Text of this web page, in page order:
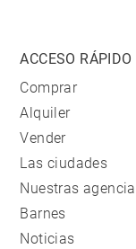
ACCESO RÁPIDO
Comprar
Alquiler
Vender
Las ciudades
Nuestras
Barnes
Noticias